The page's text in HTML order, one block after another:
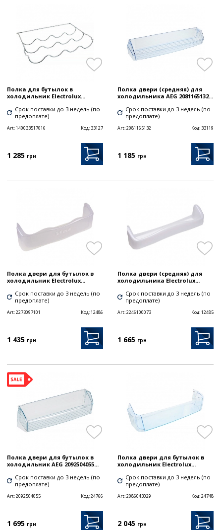
Полка для бутылок в
холодильник Electrolux...
Срок поставки до 3 недель (по
предоплате)
Art:140033517016 Код: 33127
1 285 грн
Полка двери (средняя) для
холодильника AEG 2081165132...
Срок поставки до 3 недель (по
предоплате)
Art:2081165132 Код: 33119
1 185 грн
Полка двери для бутылок в
холодильник Electrolux...
Срок поставки до 3 недель (по
предоплате)
Art:2273097101 Код:12486
1 435 грн
Полка двери (средняя) для
холодильника Electrolux...
Срок поставки до 3 недель (по
предоплате)
Art:2246100073 Код:12485
1 665 грн
Полка двери для бутылок в
холодильник AEG 2092504055...
Срок поставки до 3 недель (по
предоплате)
Art:2092504055 Код:24766
1 695 грн
Полка двери для бутылок в
холодильник Electrolux...
Срок поставки до 3 недель (по
предоплате)
Art:2086043029 Код:24748
2 045 грн